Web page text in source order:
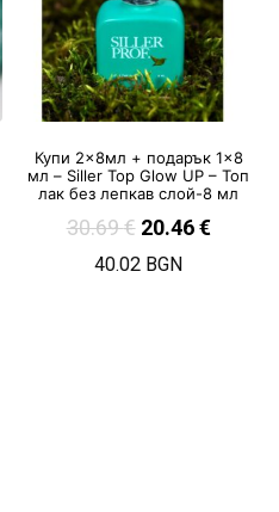
Купи 2×8мл + подарък 1×8
мл – Siller Top Glow UP – Топ
лак без лепкав слой-8 мл
30.69€ 20.46€
40.02 BGN